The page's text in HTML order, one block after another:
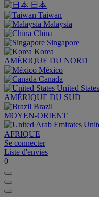
日本
Taiwan
Malaysia
China
Singapore
Korea
AMÉRIQUE DU NORD
México
Canada
United States
AMÉRIQUE DU SUD
Brazil
MOYEN-ORIENT
AFRIQUE
Se connecter
Liste d'envies
0